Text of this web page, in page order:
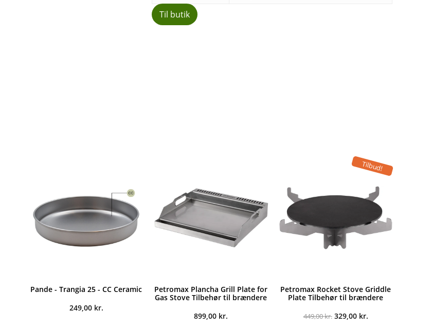
Til butik
Pande - Trangia 25 - CC Ceramic
249,00 kr.
Petromax Plancha Grill Plate for
Gas Stove Tilbehør til brændere
899,00 kr.
Tilbud!
Petromax Rocket Stove Griddle
Plate Tilbehør til brændere
449,00kr. Den
329,00 kr.Den